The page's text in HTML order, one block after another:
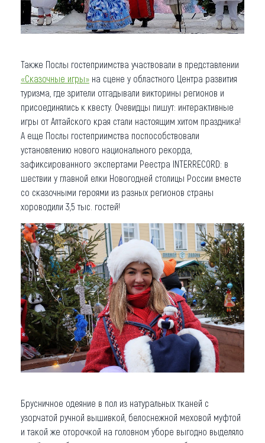
Также Послы гостеприимства участвовали в представлении
«Сказочные игры» на сцене у областного Центра развития
туризма, где зрители отгадывали викторины регионов и
присоединялись к квесту. Очевидцы пишут: интерактивные
игры от Алтайского края стали настоящим хитом праздника!
А еще Послы гостеприимства поспособствовали
установлению нового национального рекорда,
зафиксированного экспертами Реестра INTERRECORD: в
шествии у главной елки Новогодней столицы России вместе
со сказочными героями из разных регионов страны
хороводили 3,5 тыс. гостей!
Брусничное одеяние в пол из натуральных тканей с
узорчатой ручной вышивкой, белоснежной меховой муфтой
и такой же оторочкой на головном уборе выгодно выделяло